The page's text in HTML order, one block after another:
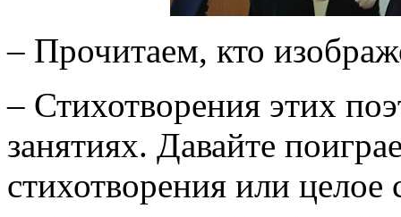
– Прочитаем, кто
– Стихотворения этих
занятиях. Давайте
стихотворения или целое